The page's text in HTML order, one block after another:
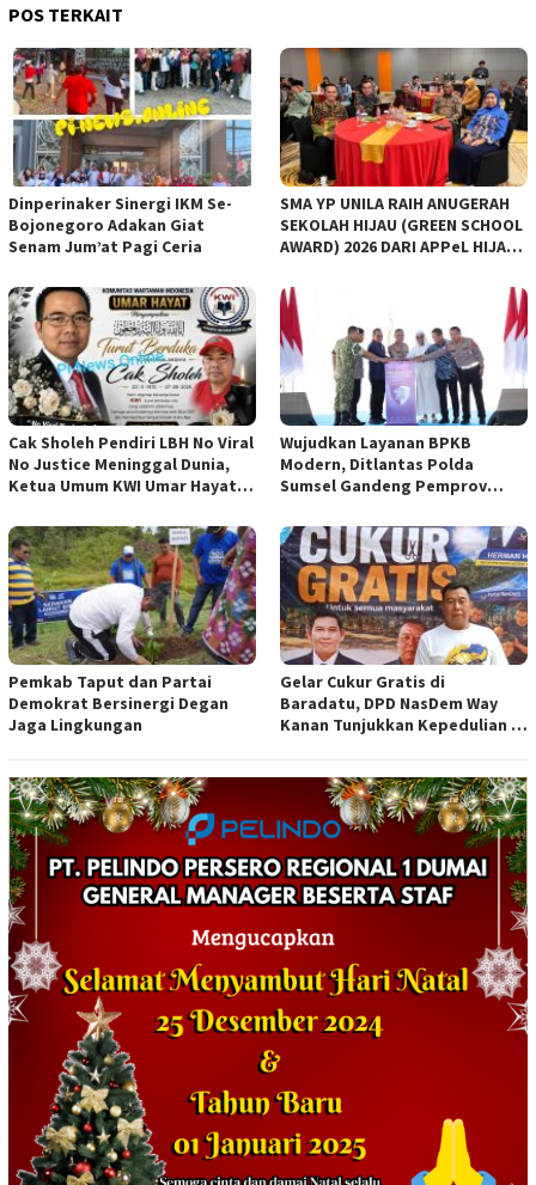
POS TERKAIT
Dinperinaker Sinergi IKM Se-
Bojonegoro Adakan Giat
Senam Jum’at Pagi Ceria
SMA YP UNILA RAIH ANUGERAH
SEKOLAH HIJAU (GREEN SCHOOL
AWARD) 2026 DARI APPeL HIJAU
Cak Sholeh Pendiri LBH No Viral
No Justice Meninggal Dunia,
Ketua Umum KWI Umar Hayat
Wujudkan Layanan BPKB
Modern, Ditlantas Polda
Sumsel Gandeng Pemprov
Pemkab Taput dan Partai
Demokrat Bersinergi Degan
Jaga Lingkungan
Gelar Cukur Gratis di
Baradatu, DPD NasDem Way
Kanan Tunjukkan Kepedulian di